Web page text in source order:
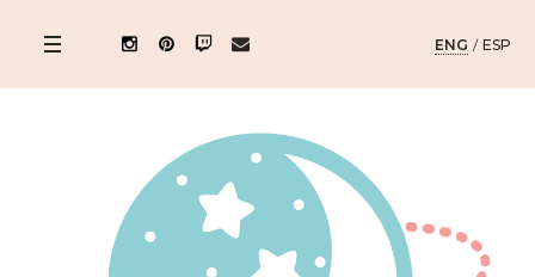
ENG / ESP